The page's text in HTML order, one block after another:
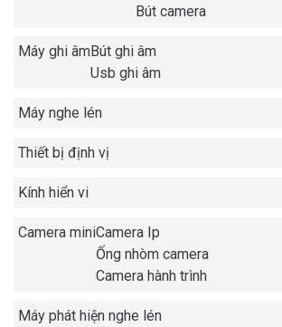
Bút camera
Máy ghi âmBút ghi âm
Usb ghi âm
Máy nghe lén
Thiết bị định vị
Kính hiển vi
Camera miniCamera Ip
Ống nhòm camera
Camera hành trình
Máy phát hiện nghe lén